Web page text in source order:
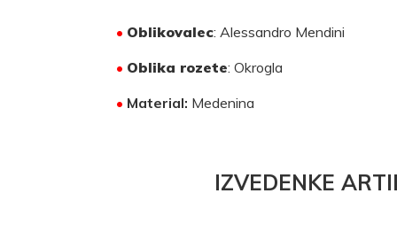
• Oblikovalec: Alessandro Mendini
• Oblika rozete: Okrogla
• Material: Medenina
IZVEDENKE